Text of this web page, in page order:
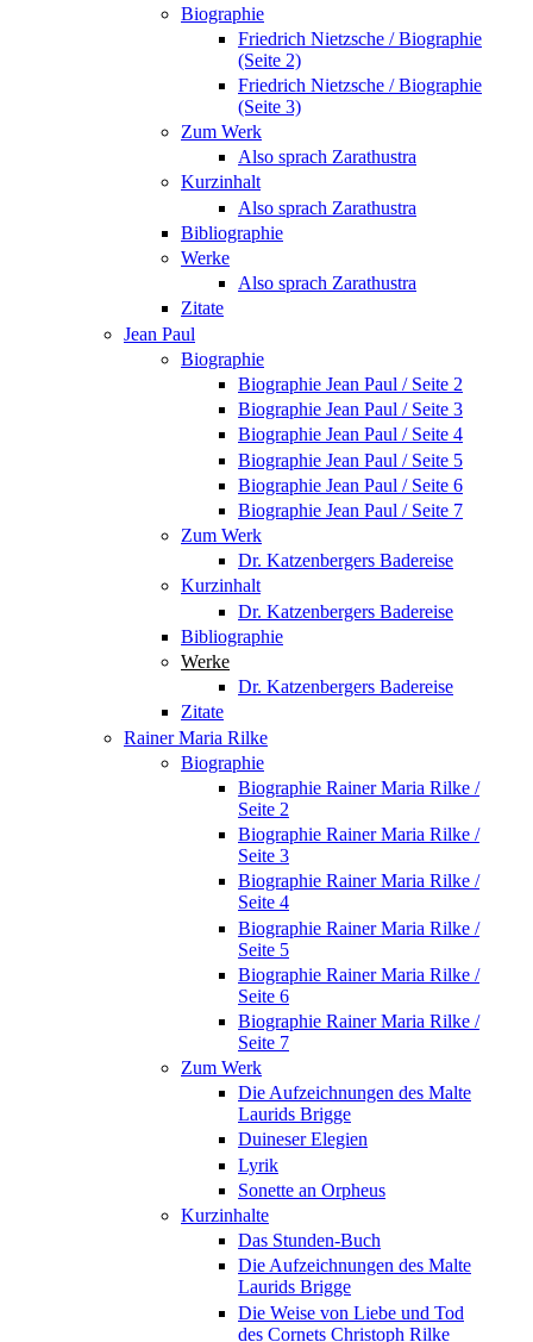
Biographie
Friedrich Nietzsche / Biographie
(Seite 2)
Friedrich Nietzsche / Biographie
(Seite 3)
Zum Werk
Also sprach Zarathustra
Kurzinhalt
Also sprach Zarathustra
Bibliographie
Werke
Also sprach Zarathustra
Zitate
Jean Paul
Biographie
Biographie Jean Paul / Seite 2
Biographie Jean Paul / Seite 3
Biographie Jean Paul / Seite 4
Biographie Jean Paul / Seite 5
Biographie Jean Paul / Seite 6
Biographie Jean Paul / Seite 7
Zum Werk
Dr. Katzenbergers Badereise
Kurzinhalt
Dr. Katzenbergers Badereise
Bibliographie
Werke
Dr. Katzenbergers Badereise
Zitate
Rainer Maria Rilke
Biographie
Biographie Rainer Maria Rilke /
Seite 2
Biographie Rainer Maria Rilke /
Seite 3
Biographie Rainer Maria Rilke /
Seite 4
Biographie Rainer Maria Rilke /
Seite 5
Biographie Rainer Maria Rilke /
Seite 6
Biographie Rainer Maria Rilke /
Seite 7
Zum Werk
Die Aufzeichnungen des Malte
Laurids Brigge
Duineser Elegien
Lyrik
Sonette an Orpheus
Kurzinhalte
Das Stunden-Buch
Die Aufzeichnungen des Malte
Laurids Brigge
Die Weise von Liebe und Tod
des Cornets Christoph Rilke